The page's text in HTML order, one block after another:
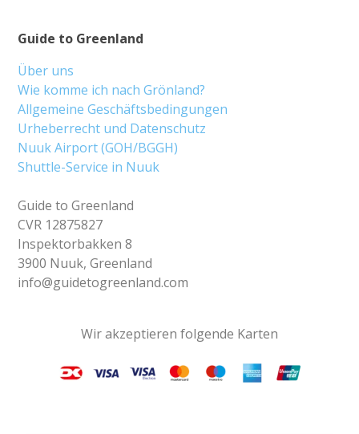
Guide to Greenland
Über uns
Wie komme ich nach Grönland?
Allgemeine Geschäftsbedingungen
Urheberrecht und Datenschutz
Nuuk Airport (GOH/BGGH)
Shuttle-Service in Nuuk
Guide to Greenland
CVR 12875827
Inspektorbakken 8
3900 Nuuk, Greenland
info@guidetogreenland.com
Wir akzeptieren folgende Karten